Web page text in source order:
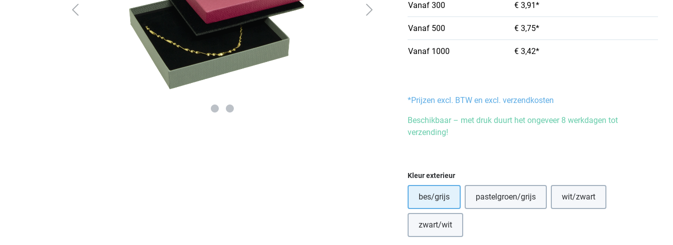
Vanaf 300 € 3,91*
Vanaf 500 € 3,75*
Vanaf 1000 € 3,42*
*Prijzen excl. BTW en excl. verzendkosten
Beschikbaar – met druk duurt het ongeveer 8 werkdagen tot
verzending!
Selecteer
Kleur exterieur
bes/grijs pastelgroen/grijs wit/zwart
zwart/wit(Deze optie is momenteel niet beschikbaar.)